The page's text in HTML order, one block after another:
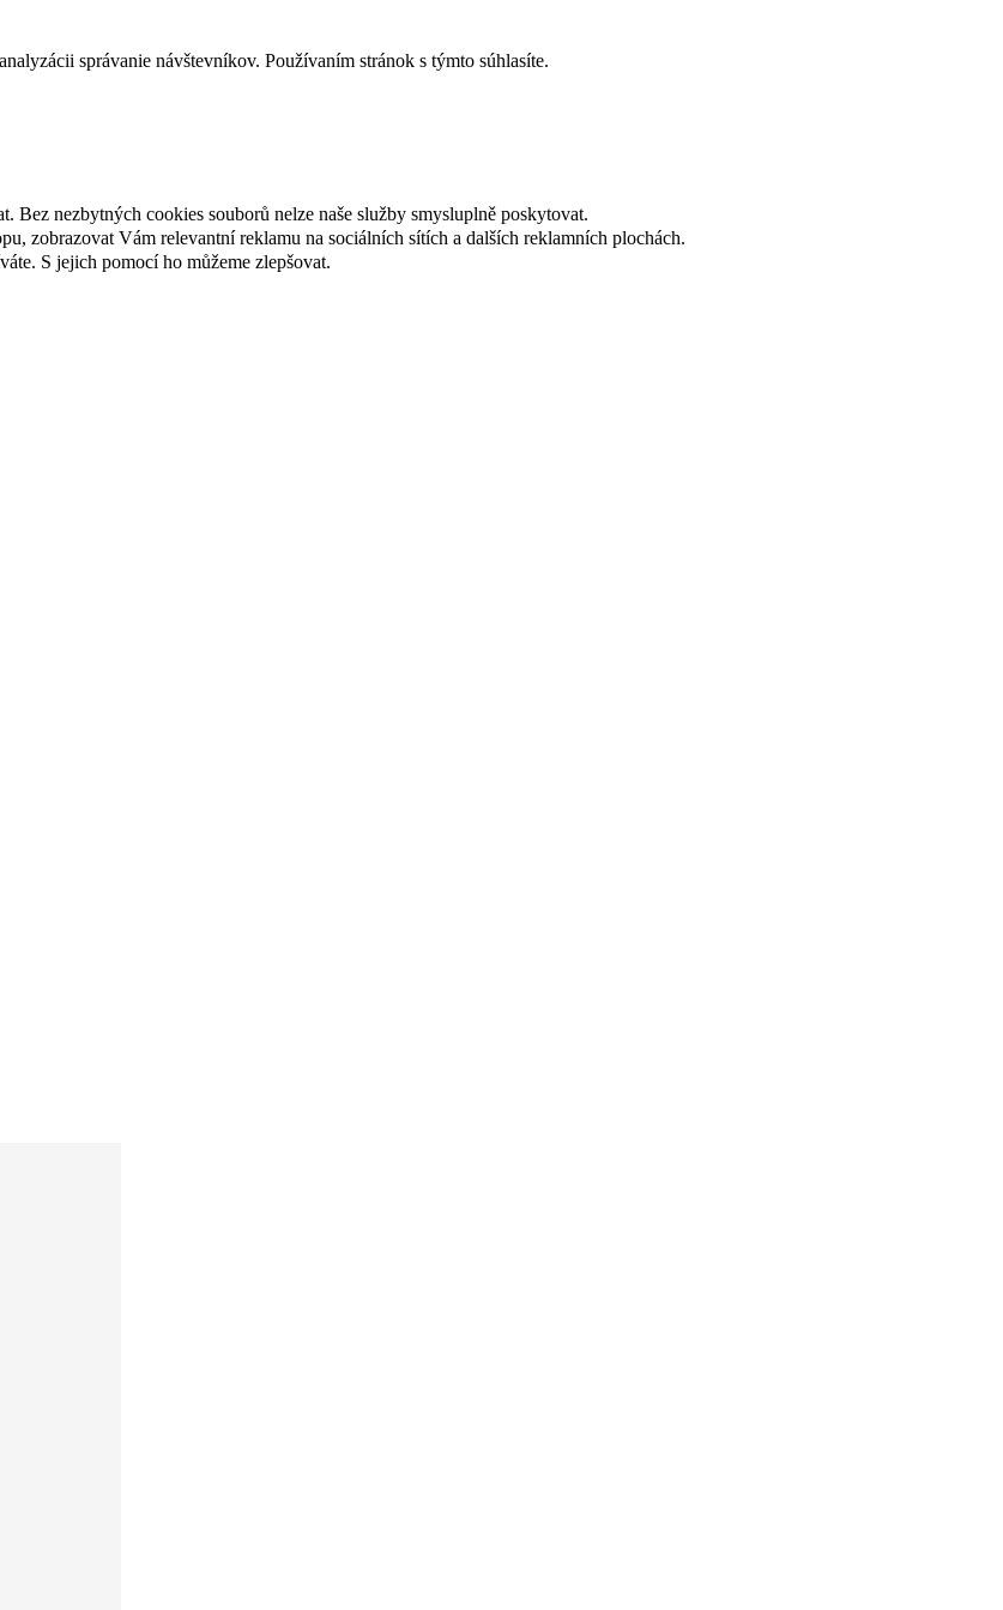
správanie návštevníkov. Používaním stránok s týmto súhlasíte.
Bez nezbytných cookies souborů nelze naše služby smysluplně poskytovat.
zobrazovat Vám relevantní reklamu na sociálních sítích a dalších reklamních plochách.
S jejich pomocí ho můžeme zlepšovat.